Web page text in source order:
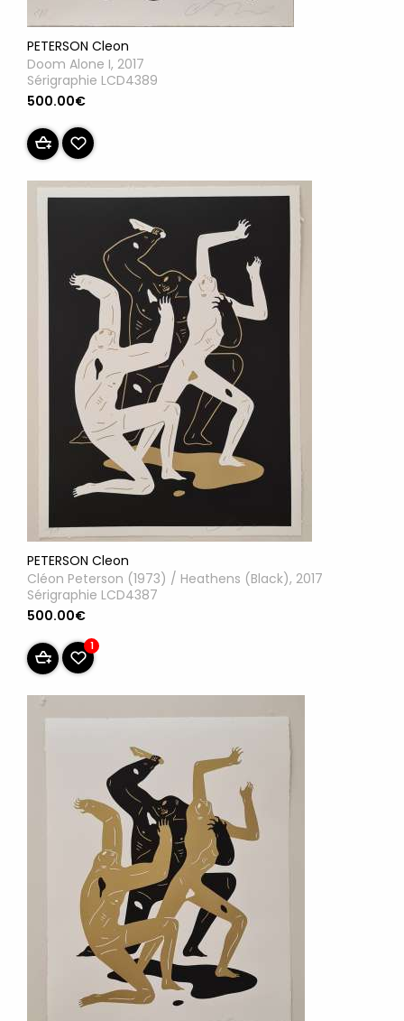
PETERSON Cleon
Doom Alone I, 2017
Sérigraphie LCD4389
500.00€
PETERSON Cleon
Cléon Peterson (1973) / Heathens (Black), 2017
Sérigraphie LCD4387
500.00€
1